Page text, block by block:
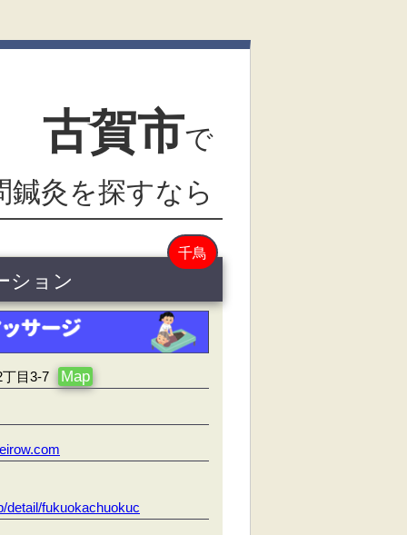
古賀市で
灸を探すなら
千鳥
ション
目3-7 Map
detail/fukuokachuokuc